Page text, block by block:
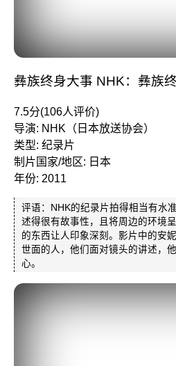
彝族终身大事 NHK：彝族
7.5分(106人评价)
导演: NHK（日本放送协会）
类型: 纪录片
制片国家/地区: 日本
年份: 2011
评语：NHK的纪录片拍得相当有水
述得很有故事性，且将周边的环境
的东西让人印象深刻。影片中的安
世面的人，他们面对镜头的讲述，
心。